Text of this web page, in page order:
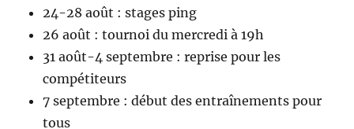
24-28 août : stages ping
26 août : tournoi du mercredi à 19h
31 août-4 septembre : reprise pour les
compétiteurs
7 septembre : début des entraînements pour
tous